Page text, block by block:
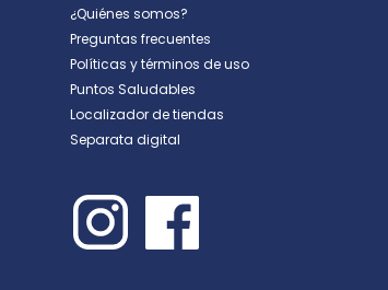
Escribe un
¿Quiénes somos?
Preguntas frecuentes
Políticas y términos de uso
Puntos Saludables
Localizador de tiendas
Separata digital